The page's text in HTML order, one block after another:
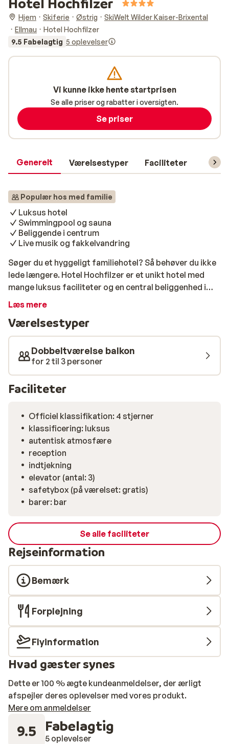
Hjem Skiferie Østrig
SkiWelt Wilder Kaiser-Brixental
Ellmau
Hotel Hochfilzer
9.5 Fabelagtig 5 oplevelser
Generelt Værelsestyper Faciliteter
Populær hos med familie
Luksus hotel
Swimmingpool og sauna
Beliggende i centrum
Live musik og fakkelvandring
Søger du et hyggeligt familiehotel? Så behøver du ikke
lede længere. Hotel Hochfilzer er et unikt hotel med
mange luksus faciliteter og en central beliggenhed i
Ellmau centrum. Du kan slappe af på solterrassen, eller
gang om ugen. Der er desuden live musik 3 gange om
ugen. Der er endda tænkt på børnene, da der dagligt
fra søndag til fredag mellem kl. 18-20 er børnepasning
inklusiv en børnemiddag med specielle børnemenuer.
Du har også gode muligheder for at restituere i Hotel
Hochfilzer, der er nemlig sauna, swimmingpool og
Læs mere
Værelsestyper
Dobbeltværelse balkon
for 2 til 3 personer
Faciliteter
Officiel klassifikation: 4 stjerner
klassificering: luksus
autentisk atmosfære
reception
indtjekning
elevator (antal: 3)
safetybox (på værelset: gratis)
barer: bar
Se alle faciliteter
Rejseinformation
Bemærk
Forplejning
Flyinformation
Hvad gæster synes
Dette er 100 % ægte kundeanmeldelser, der ærligt
afspejler deres oplevelser med vores produkt.
Mere om anmeldelser
9.5 Fabelagtig
5 oplevelser
Vi kunne ikke hente startprisen
Se alle priser og rabatter i oversigten.
Se priser